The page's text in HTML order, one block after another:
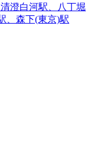
澄白河駅、八丁堀
、森下(東京)駅